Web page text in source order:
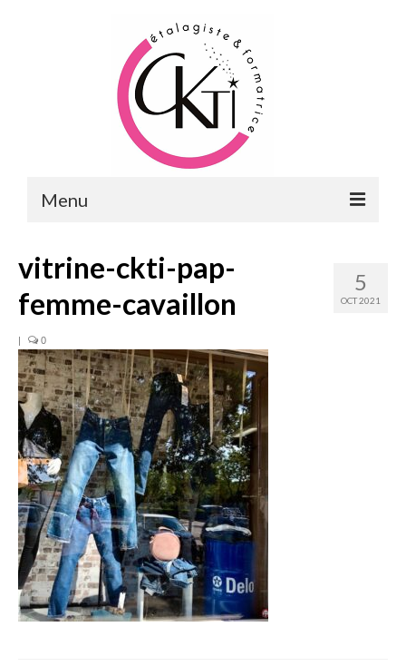
Menu
MERCHANDISING & VITRINES
FORMATIONS RH
FORMATIONS DE FORMATEURS
CONSEILS & PRESTATIONS
REALISATIONS
CONTACT
5
OCT 2021
vitrine-ckti-pap-
femme-cavaillon
| 0